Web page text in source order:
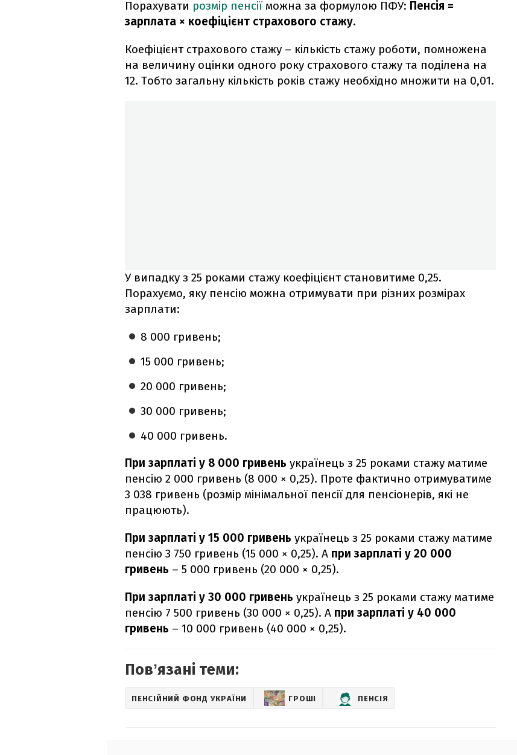
Порахувати розмір пенсії можна за формулою ПФУ: Пенсія =
зарплата × коефіцієнт страхового стажу.
Коефіцієнт страхового стажу – кількість стажу роботи, помножена
на величину оцінки одного року страхового стажу та поділена на
12. Тобто загальну кількість років стажу необхідно множити на 0,01.
У випадку з 25 роками стажу коефіцієнт становитиме 0,25.
Порахуємо, яку пенсію можна отримувати при різних розмірах
зарплати:
8 000 гривень;
15 000 гривень;
20 000 гривень;
30 000 гривень;
40 000 гривень.
При зарплаті у 8 000 гривень українець з 25 роками стажу матиме
пенсію 2 000 гривень (8 000 × 0,25). Проте фактично отримуватиме
3 038 гривень (розмір мінімальної пенсії для пенсіонерів, які не
працюють).
При зарплаті у 15 000 гривень українець з 25 роками стажу матиме
пенсію 3 750 гривень (15 000 × 0,25). А при зарплаті у 20 000
гривень – 5 000 гривень (20 000 × 0,25).
При зарплаті у 30 000 гривень українець з 25 роками стажу матиме
пенсію 7 500 гривень (30 000 × 0,25). А при зарплаті у 40 000
гривень – 10 000 гривень (40 000 × 0,25).
Повʼязані теми:
ПЕНСІЙНИЙ ФОНД УКРАЇНИ ГРОШІ ПЕНСІЯ